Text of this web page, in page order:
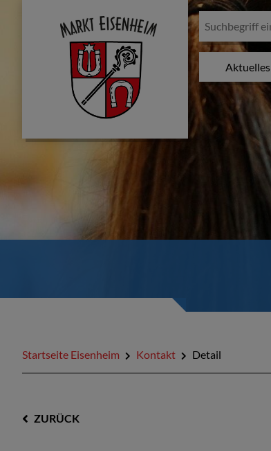
Aktuelles
Startseite Eisenheim Kontakt Detail
ZURÜCK